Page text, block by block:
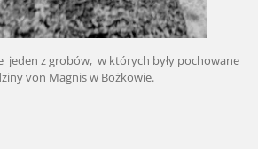
jeden z grobów, w których były pochowane
von Magnis w Bożkowie.